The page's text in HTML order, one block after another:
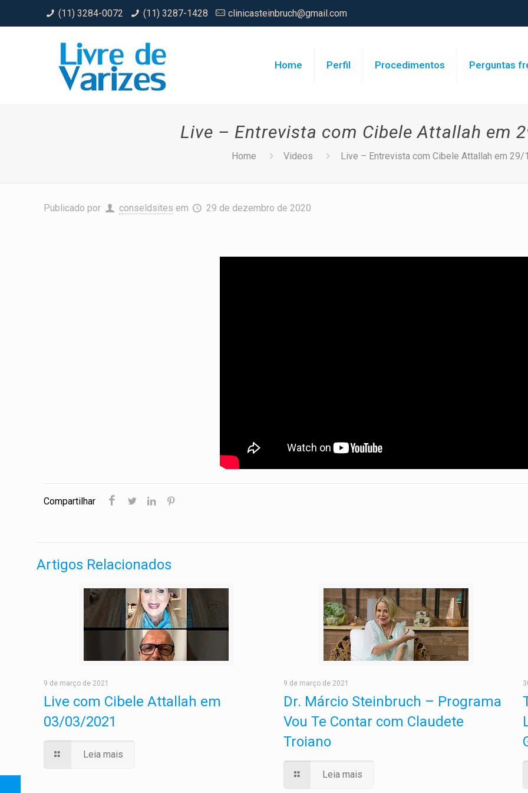
(11) 3284-0072 (11) 3287-1428 clinicasteinbruch@gmail.com
Home Perfil Procedimentos Perguntas
Live – Entrevista com Cibele Attallah em
Home Videos Live – Entrevista com Cibele Attallah em
Publicado por conseldsites em 29 de dezembro de 2020
Compartilhar
Artigos Relacionados
9 de março de 2021
Live com Cibele Attallah em
03/03/2021
Leia mais
9 de março de 2021
Dr. Márcio Steinbruch – Programa
Vou Te Contar com Claudete
Troiano
Leia mais